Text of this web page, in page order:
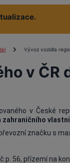
Vývoz vozidla
v ČR
v České
značku s
56, přízemí na